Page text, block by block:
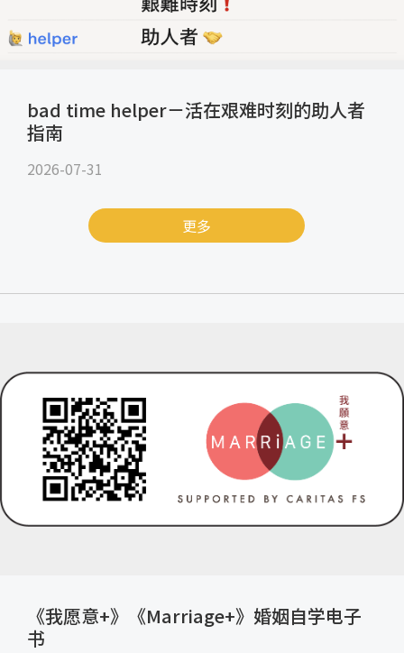
bad time helper－活在艰难时刻的助人者
指南
2026-07-31
更多
《我愿意+》《Marriage+》婚姻自学电子
书